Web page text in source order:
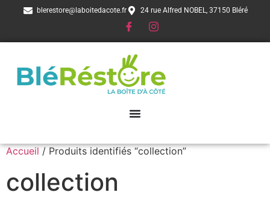
blerestore@laboitedacote.fr 24 rue Alfred NOBEL, 37150 Bléré
Accueil / Produits identifiés “collection”
collection